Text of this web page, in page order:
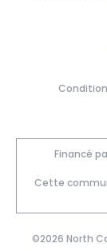
Financé
Cette
©2026 North